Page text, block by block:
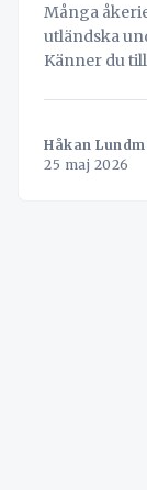
Många
utländska
Känner du
Håkan
25 maj 2026